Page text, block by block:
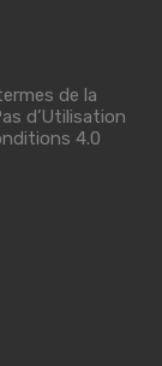
de la
d’Utilisation
4.0